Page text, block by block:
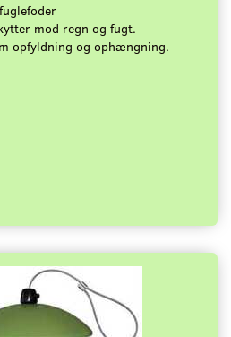
mod regn og fugt.
opfyldning og ophængning.